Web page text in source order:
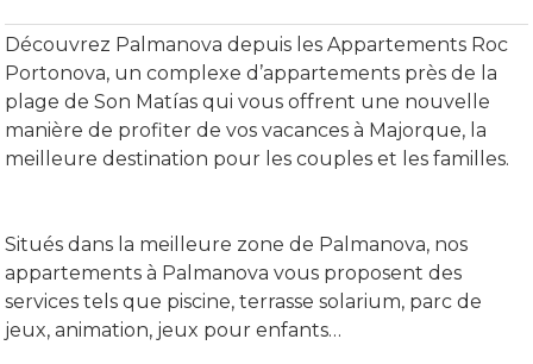
Découvrez Palmanova depuis les Appartements Roc
Portonova, un complexe d’appartements près de la
plage de Son Matías qui vous offrent une nouvelle
manière de profiter de vos vacances à Majorque, la
meilleure destination pour les couples et les familles.
Situés dans la meilleure zone de Palmanova, nos
appartements à Palmanova vous proposent des
services tels que piscine, terrasse solarium, parc de
jeux, animation, jeux pour enfants…